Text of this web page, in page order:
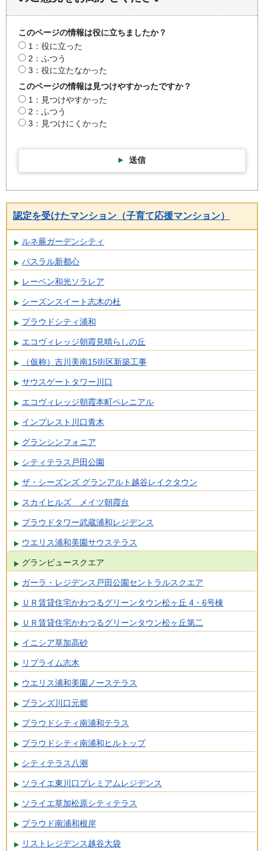
このページの情報は役に立ちましたか？
1：役に立った
2：ふつう
3：役に立たなかった
このページの情報は見つけやすかったですか？
1：見つけやすかった
2：ふつう
3：見つけにくかった
送信
認定を受けたマンション（子育て応援マンション）
ルネ蕨ガーデンシティ
パスラル新都心
レーベン和光ソラレア
シーズンスイート志木の杜
プラウドシティ浦和
エコヴィレッジ朝霞見晴らしの丘
（仮称）吉川美南15街区新築工事
サウスゲートタワー川口
エコヴィレッジ朝霞本町ペレニアル
インプレスト川口青木
グランシンフォニア
シティテラス戸田公園
ザ・シーズンズ グランアルト越谷レイクタウン
スカイヒルズ メイツ朝霞台
プラウドタワー武蔵浦和レジデンス
ウエリス浦和美園サウステラス
グランビュースクエア
ガーラ・レジデンス戸田公園セントラルスクエア
ＵＲ賃貸住宅かわつるグリーンタウン松ヶ丘 4・6号棟
ＵＲ賃貸住宅かわつるグリーンタウン松ヶ丘第二
イニシア草加高砂
リプライム志木
ウエリス浦和美園ノーステラス
ブランズ川口元郷
プラウドシティ南浦和テラス
プラウドシティ南浦和ヒルトップ
シティテラス八潮
ソライエ東川口プレミアムレジデンス
ソライエ草加松原シティテラス
プラウド南浦和根岸
リストレジデンス越谷大袋